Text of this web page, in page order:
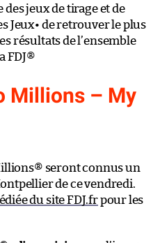
des jeux de tirage et de
Jeux• de retrouver le plus
résultats de l’ensemble
FDJ®
Millions – My
seront connus un
de ce vendredi.
du site FDJ.frpour les